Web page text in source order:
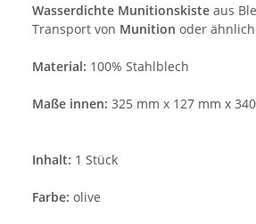
Wasserdichte Munitionskiste aus
Transport von Munition oder
Material: 100% Stahlblech
Maße innen: 325 mm x 127 mm x
Inhalt: 1 Stück
Farbe: olive